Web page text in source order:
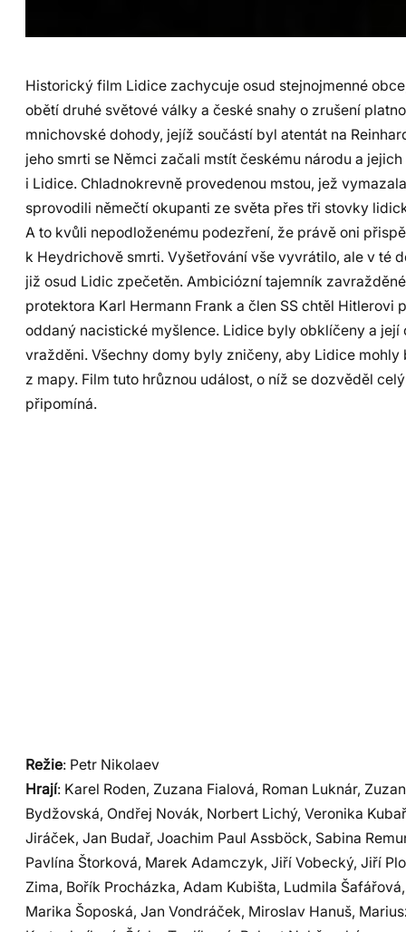
Historický film Lidice zachycuje osud stejnojmenné
obětí druhé světové války a české snahy o zrušení
mnichovské dohody, jejíž součástí byl atentát na
jeho smrti se Němci začali mstít českému národu a jejich
i Lidice. Chladnokrevně provedenou mstou, jež
sprovodili němečtí okupanti ze světa přes tři stovky
A to kvůli nepodloženému podezření, že právě oni
k Heydrichově smrti. Vyšetřování vše vyvrátilo, ale v té
již osud Lidic zpečetěn. Ambiciózní tajemník
protektora Karl Hermann Frank a člen SS chtěl Hitlerovi
oddaný nacistické myšlence. Lidice byly obklíčeny a její
vražděni. Všechny domy byly zničeny, aby Lidice mohly
z mapy. Film tuto hrůznou událost, o níž se dozvěděl
připomíná.
Režie: Petr Nikolaev
Hrají: Karel Roden, Zuzana Fialová, Roman Luknár,
Bydžovská, Ondřej Novák, Norbert Lichý, Veronika
Jiráček, Jan Budař, Joachim Paul Assböck, Sabina
Pavlína Štorková, Marek Adamczyk, Jiří Vobecký, Jiří
Zima, Bořík Procházka, Adam Kubišta, Ludmila
Marika Šoposká, Jan Vondráček, Miroslav Hanuš,